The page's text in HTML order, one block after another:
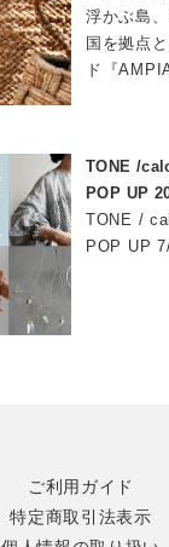
浮かぶ島
国を拠点
ド『
TONE /
POP UP
TONE /
POP UP
ご利用ガイド
特定商取引法表示